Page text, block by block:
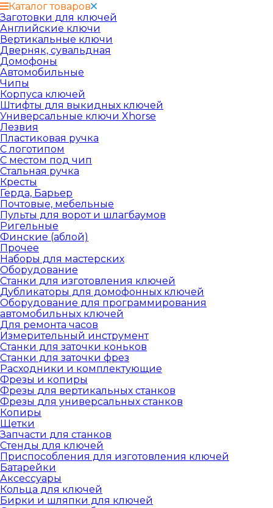
Каталог товаров
Заготовки для ключей
Английские ключи
Вертикальные ключи
Дверняк, сувальдная
Домофоны
Автомобильные
Чипы
Корпуса ключей
Штифты для выкидных ключей
Универсальные ключи Xhorse
Лезвия
Пластиковая ручка
С логотипом
С местом под чип
Стальная ручка
Кресты
Герда, Барьер
Почтовые, мебельные
Пульты для ворот и шлагбаумов
Ригельные
Финские (аблой)
Прочее
Наборы для мастерских
Оборудование
Станки для изготовления ключей
Дубликаторы для домофонных ключей
Оборудование для программирования
автомобильных ключей
Для ремонта часов
Измерительный инструмент
Станки для заточки коньков
Станки для заточки фрез
Расходники и комплектующие
Фрезы и копиры
Фрезы для вертикальных станков
Фрезы для универсальных станков
Копиры
Щетки
Запчасти для станков
Стенды для ключей
Приспособления для изготовления ключей
Батарейки
Аксессуары
Кольца для ключей
Бирки и шляпки для ключей